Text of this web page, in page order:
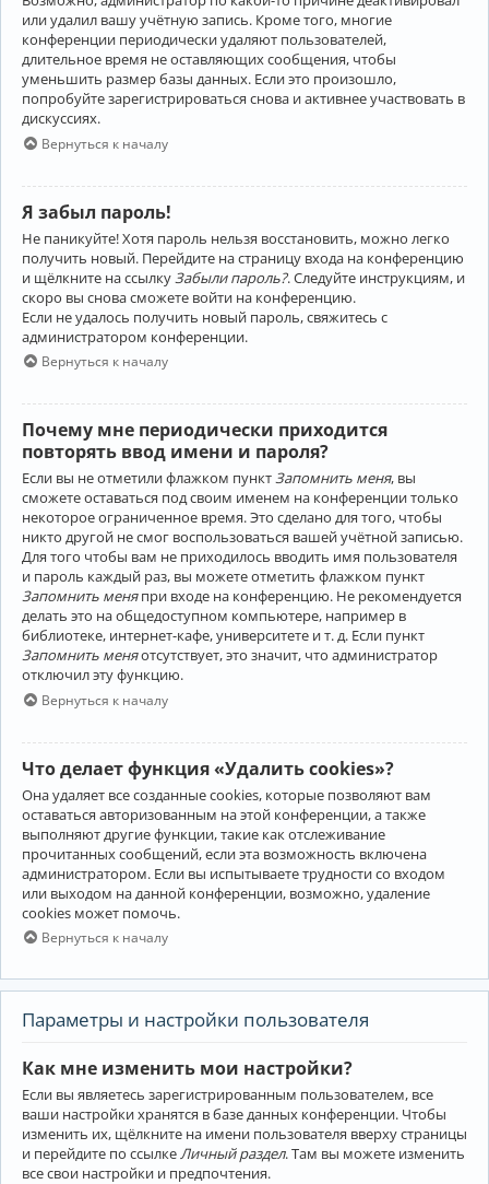
или удалил вашу учётную запись. Кроме того, многие
конференции периодически удаляют пользователей,
длительное время не оставляющих сообщения, чтобы
уменьшить размер базы данных. Если это произошло,
попробуйте зарегистрироваться снова и активнее участвовать в
дискуссиях.
Вернуться к началу
Я забыл пароль!
Не паникуйте! Хотя пароль нельзя восстановить, можно легко
получить новый. Перейдите на страницу входа на конференцию
и щёлкните на ссылку Забыли пароль?. Следуйте инструкциям, и
скоро вы снова сможете войти на конференцию.
Если не удалось получить новый пароль, свяжитесь с
администратором конференции.
Вернуться к началу
Почему мне периодически приходится
повторять ввод имени и пароля?
Если вы не отметили флажком пунктЗапомнить меня, вы
сможете оставаться под своим именем на конференции только
некоторое ограниченное время. Это сделано для того, чтобы
никто другой не смог воспользоваться вашей учётной записью.
Для того чтобы вам не приходилось вводить имя пользователя
и пароль каждый раз, вы можете отметить флажком пункт
Запомнить меняпри входе на конференцию. Не рекомендуется
делать это на общедоступном компьютере, например в
библиотеке, интернет-кафе, университете и т. д. Если пункт
Запомнить меняотсутствует, это значит, что администратор
отключил эту функцию.
Вернуться к началу
Что делает функция «Удалить cookies»?
Она удаляет все созданные cookies, которые позволяют вам
оставаться авторизованным на этой конференции, а также
выполняют другие функции, такие как отслеживание
прочитанных сообщений, если эта возможность включена
администратором. Если вы испытываете трудности со входом
или выходом на данной конференции, возможно, удаление
cookies может помочь.
Вернуться к началу
Параметры и настройки пользователя
Как мне изменить мои настройки?
Если вы являетесь зарегистрированным пользователем, все
ваши настройки хранятся в базе данных конференции. Чтобы
изменить их, щёлкните на имени пользователя вверху страницы
и перейдите по ссылке Личный раздел. Там вы можете изменить
все свои настройки и предпочтения.